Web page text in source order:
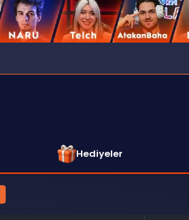
Hediyeler